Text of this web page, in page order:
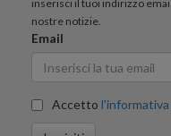
inserisci il tuoi indirizzo
nostre notizie.
Email
Accetto